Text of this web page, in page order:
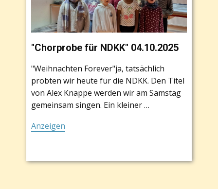
"Chorprobe für NDKK" 04.10.2025
"Weihnachten Forever"ja, tatsächlich
probten wir heute für die NDKK. Den Titel
von Alex Knappe werden wir am Samstag
gemeinsam singen. Ein kleiner …
Anzeigen